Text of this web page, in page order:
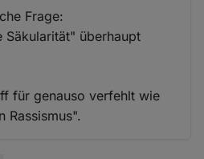
Frage:
Säkularität" überhaupt
für genauso verfehlt wie
Rassismus".